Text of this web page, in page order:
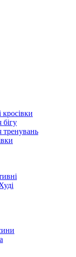
кросівки
бігу
тренувань